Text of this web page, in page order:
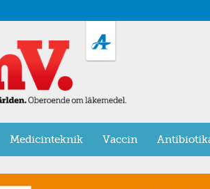
Medicinteknik Vaccin